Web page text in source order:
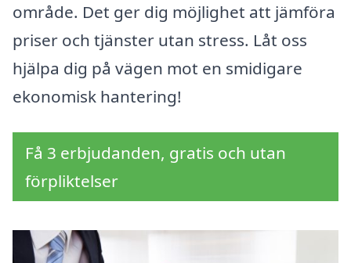
område. Det ger dig möjlighet att jämföra
priser och tjänster utan stress. Låt oss
hjälpa dig på vägen mot en smidigare
ekonomisk hantering!
Få 3 erbjudanden, gratis och utan
förpliktelser